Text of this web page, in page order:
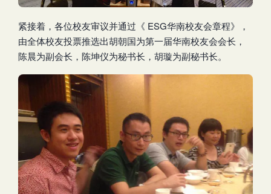
紧接着，各位校友审议并通过《 ESG华南校友会章程》，
由全体校友投票推选出胡朝国为第一届华南校友会会长，
陈晨为副会长，陈坤仪为秘书长，胡璇为副秘书长。